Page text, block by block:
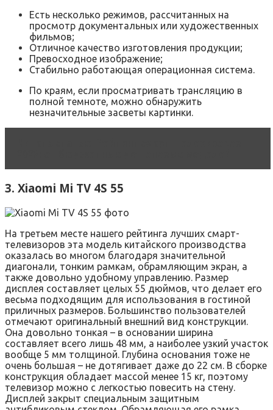
Есть несколько режимов, рассчитанных на
просмотр документальных или художественных
фильмов;
Отличное качество изготовления продукции;
Превосходное изображение;
Стабильно работающая операционная система.
По краям, если просматривать трансляцию в
полной темноте, можно обнаружить
незначительные засветы картинки.
3. Xiaomi Mi TV 4S 55
На третьем месте нашего рейтинга лучших смарт-
телевизоров эта модель китайского производства
оказалась во многом благодаря значительной
диагонали, тонким рамкам, обрамляющим экран, а
также довольно удобному управлению. Размер
дисплея составляет целых 55 дюймов, что делает его
весьма подходящим для использования в гостиной
приличных размеров. Большинство пользователей
отмечают оригинальный внешний вид конструкции.
Она довольно тонкая – в основании ширина
составляет всего лишь 48 мм, а наиболее узкий участок
вообще 5 мм толщиной. Глубина основания тоже не
очень большая – не дотягивает даже до 22 см. В сборке
конструкция обладает массой менее 15 кг, поэтому
телевизор можно с легкостью повесить на стену.
Дисплей закрыт специальным защитным